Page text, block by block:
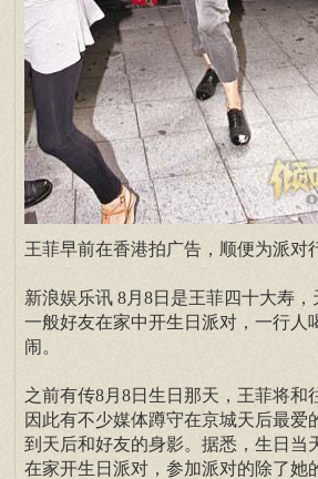
王菲早前在香港拍广告，顺便为派对
新浪娱乐讯 8月8日是王菲四十大寿
一般好友在家中开生日派对，一行人
闹。
之前有传8月8日生日那天，王菲将和
因此有不少媒体蹲守在京城天后最
到天后和好友的身影。据悉，生日当
在家开生日派对，参加派对的除了她